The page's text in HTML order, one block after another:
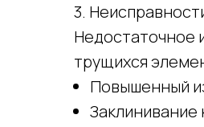
3.
Недостаточное
трущихся
Повышенный
Заклинивание